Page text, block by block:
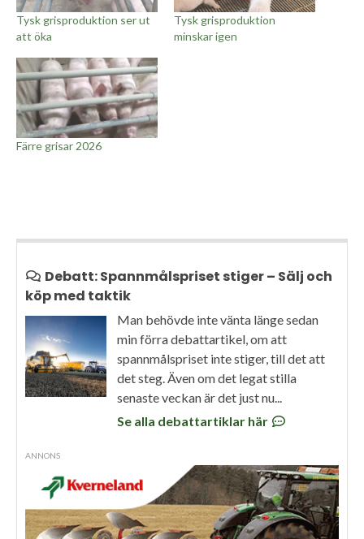
Tysk grisproduktion ser ut
att öka
Tysk grisproduktion
minskar igen
Färre grisar 2026
Debatt: Spannmålspriset stiger – Sälj och
köp med taktik
Man behövde inte vänta länge sedan
min förra debattartikel, om att
spannmålspriset inte stiger, till det att
det steg. Även om det legat stilla
senaste veckan är det just nu...
Se alla debattartiklar här
ANNONS